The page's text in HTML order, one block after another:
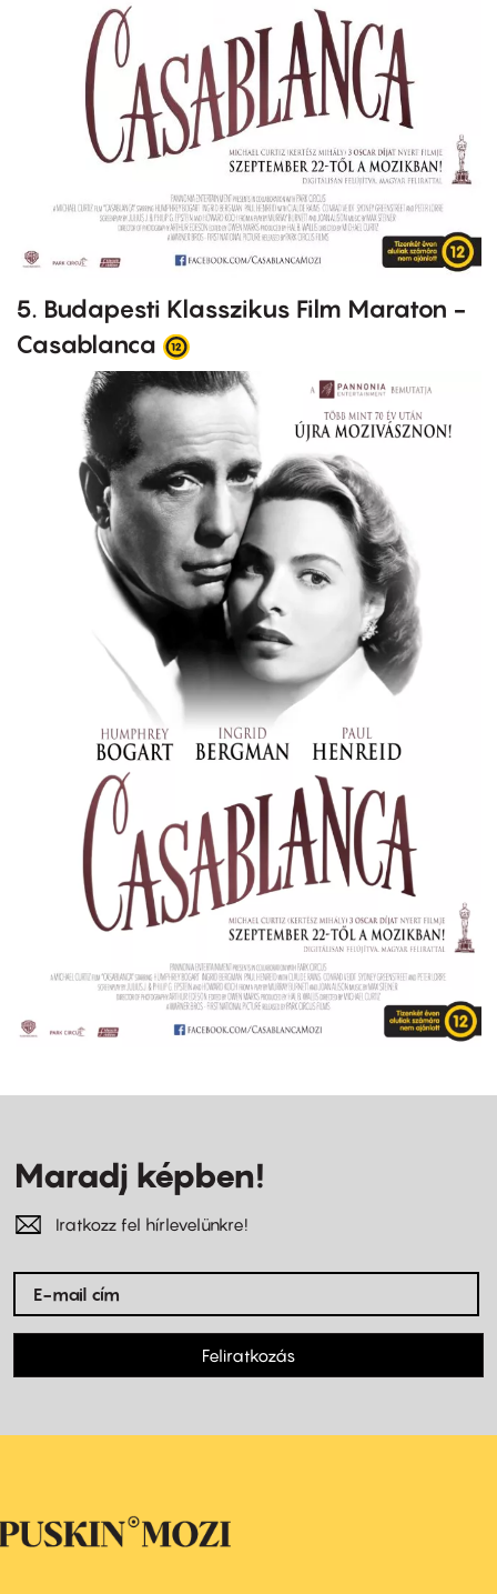
5. Budapesti Klasszikus Film Maraton -
Casablanca
Maradj képben!
Iratkozz fel hírlevelünkre!
Feliratkozás